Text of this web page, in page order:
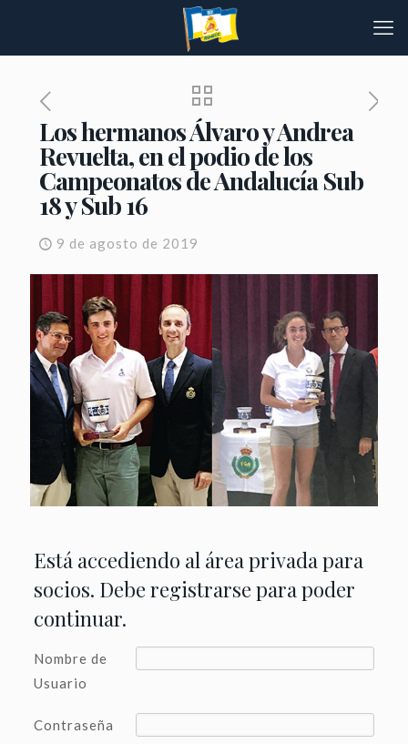
Los hermanos Álvaro y Andrea
Revuelta, en el podio de los
Campeonatos de Andalucía Sub
18 y Sub 16
9 de agosto de 2019
Está accediendo al área privada para
socios. Debe registrarse para poder
continuar.
Nombre de
Usuario
Contraseña